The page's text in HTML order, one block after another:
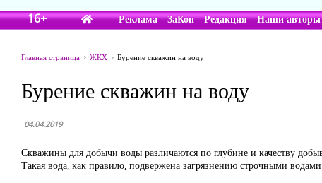
16+ Реклама ЗаКон Редакция Наши авторы
Главная страница ЖКХ Бурение скважин на воду
Бурение скважин на воду
04.04.2019
Скважины для добычи воды различаются по глубине и качеству
Такая вода, как правило, подвержена загрязнению строчными